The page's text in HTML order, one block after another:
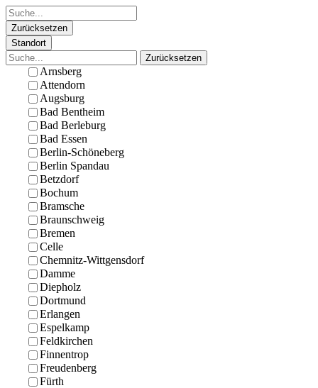
Zurücksetzen
Standort
Zurücksetzen
Arnsberg
Attendorn
Augsburg
Bad Bentheim
Bad Berleburg
Bad Essen
Berlin-Schöneberg
Berlin Spandau
Betzdorf
Bochum
Bramsche
Braunschweig
Bremen
Celle
Chemnitz-Wittgensdorf
Damme
Diepholz
Dortmund
Erlangen
Espelkamp
Feldkirchen
Finnentrop
Freudenberg
Fürth